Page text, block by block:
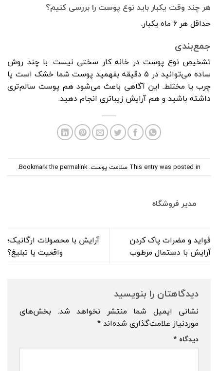
هر چند وقت یکبار باید نوع پوست را بررسی کنیم؟
حداقل هر ۶ ماه یکبار.
جمع‌بندی
تشخیص نوع پوست در خانه کار سختی نیست. با چند روش
ساده می‌توانید در ۵ دقیقه بفهمید پوست شما خشک است یا
چرب یا مختلط. این آگاهی باعث می‌شود هم پوست سالم‌تری
داشته باشید و هم آرایش زیباتری انجام دهید.
This entry was posted in سلامت پوست. Bookmark the
permalink
.
مدیر فروشگاه
فواید و مضرات پاک کردن
آرایش با دستمال مرطوب
آرایش با محصولات ارگانیک؛
واقعیت یا تبلیغ؟
دیدگاهتان را بنویسید
نشانی ایمیل شما منتشر نخواهد شد. بخش‌های
موردنیاز علامت‌گذاری شده‌اند*
دیدگاه *